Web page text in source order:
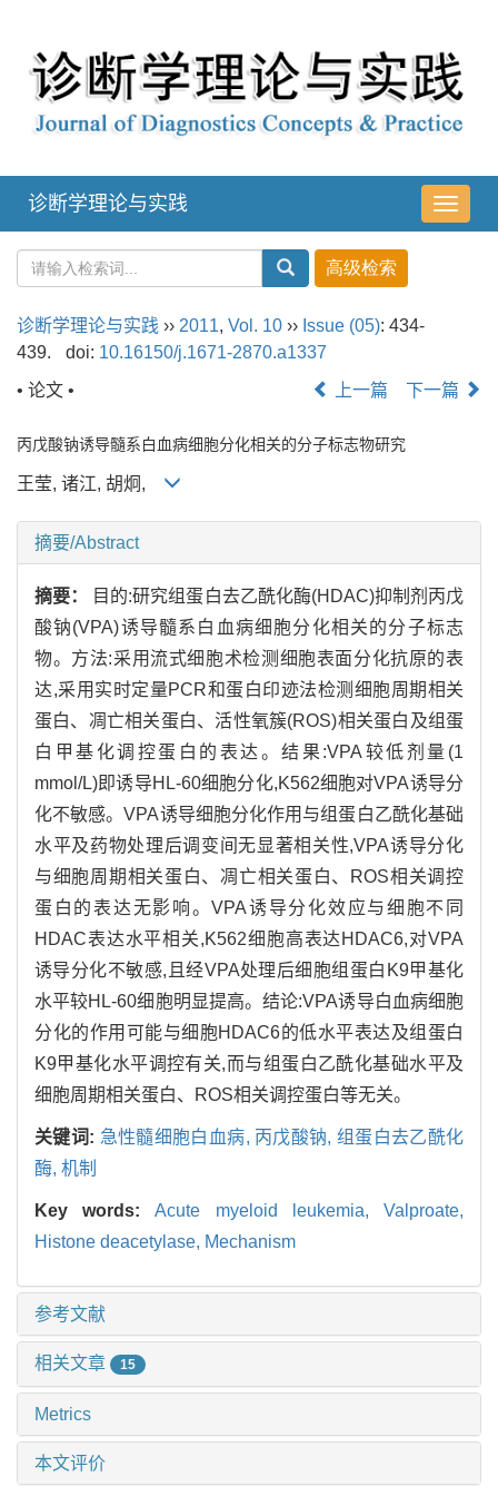
导
航
诊断学理论与实践
诊断学理论与实践 ›› 2011, Vol. 10 ›› Issue (05): 434-
439.
doi: 10.16150/j.1671-2870.a1337
• 论文 •
上一篇 下一篇
丙戊酸钠诱导髓系白血病细胞分化相关的分子标志物研究
王莹, 诸江, 胡炯,
摘要/Abstract
摘要：
目的:研究组蛋白去乙酰化酶(HDAC)抑制剂丙戊
酸钠(VPA)诱导髓系白血病细胞分化相关的分子标志
物。方法:采用流式细胞术检测细胞表面分化抗原的表
达,采用实时定量PCR和蛋白印迹法检测细胞周期相关
蛋白、凋亡相关蛋白、活性氧簇(ROS)相关蛋白及组蛋
白甲基化调控蛋白的表达。结果:VPA较低剂量(1
mmol/L)即诱导HL-60细胞分化,K562细胞对VPA诱导分
化不敏感。VPA诱导细胞分化作用与组蛋白乙酰化基础
水平及药物处理后调变间无显著相关性,VPA诱导分化
与细胞周期相关蛋白、凋亡相关蛋白、ROS相关调控
蛋白的表达无影响。VPA诱导分化效应与细胞不同
HDAC表达水平相关,K562细胞高表达HDAC6,对VPA
诱导分化不敏感,且经VPA处理后细胞组蛋白K9甲基化
水平较HL-60细胞明显提高。结论:VPA诱导白血病细胞
分化的作用可能与细胞HDAC6的低水平表达及组蛋白
K9甲基化水平调控有关,而与组蛋白乙酰化基础水平及
细胞周期相关蛋白、ROS相关调控蛋白等无关。
关键词: 急性髓细胞白血病, 丙戊酸钠, 组蛋白去乙酰化
酶, 机制
Key words:Acute myeloid leukemia,Valproate,
Histone deacetylase, Mechanism
参考文献
相关文章 15
Metrics
本文评价